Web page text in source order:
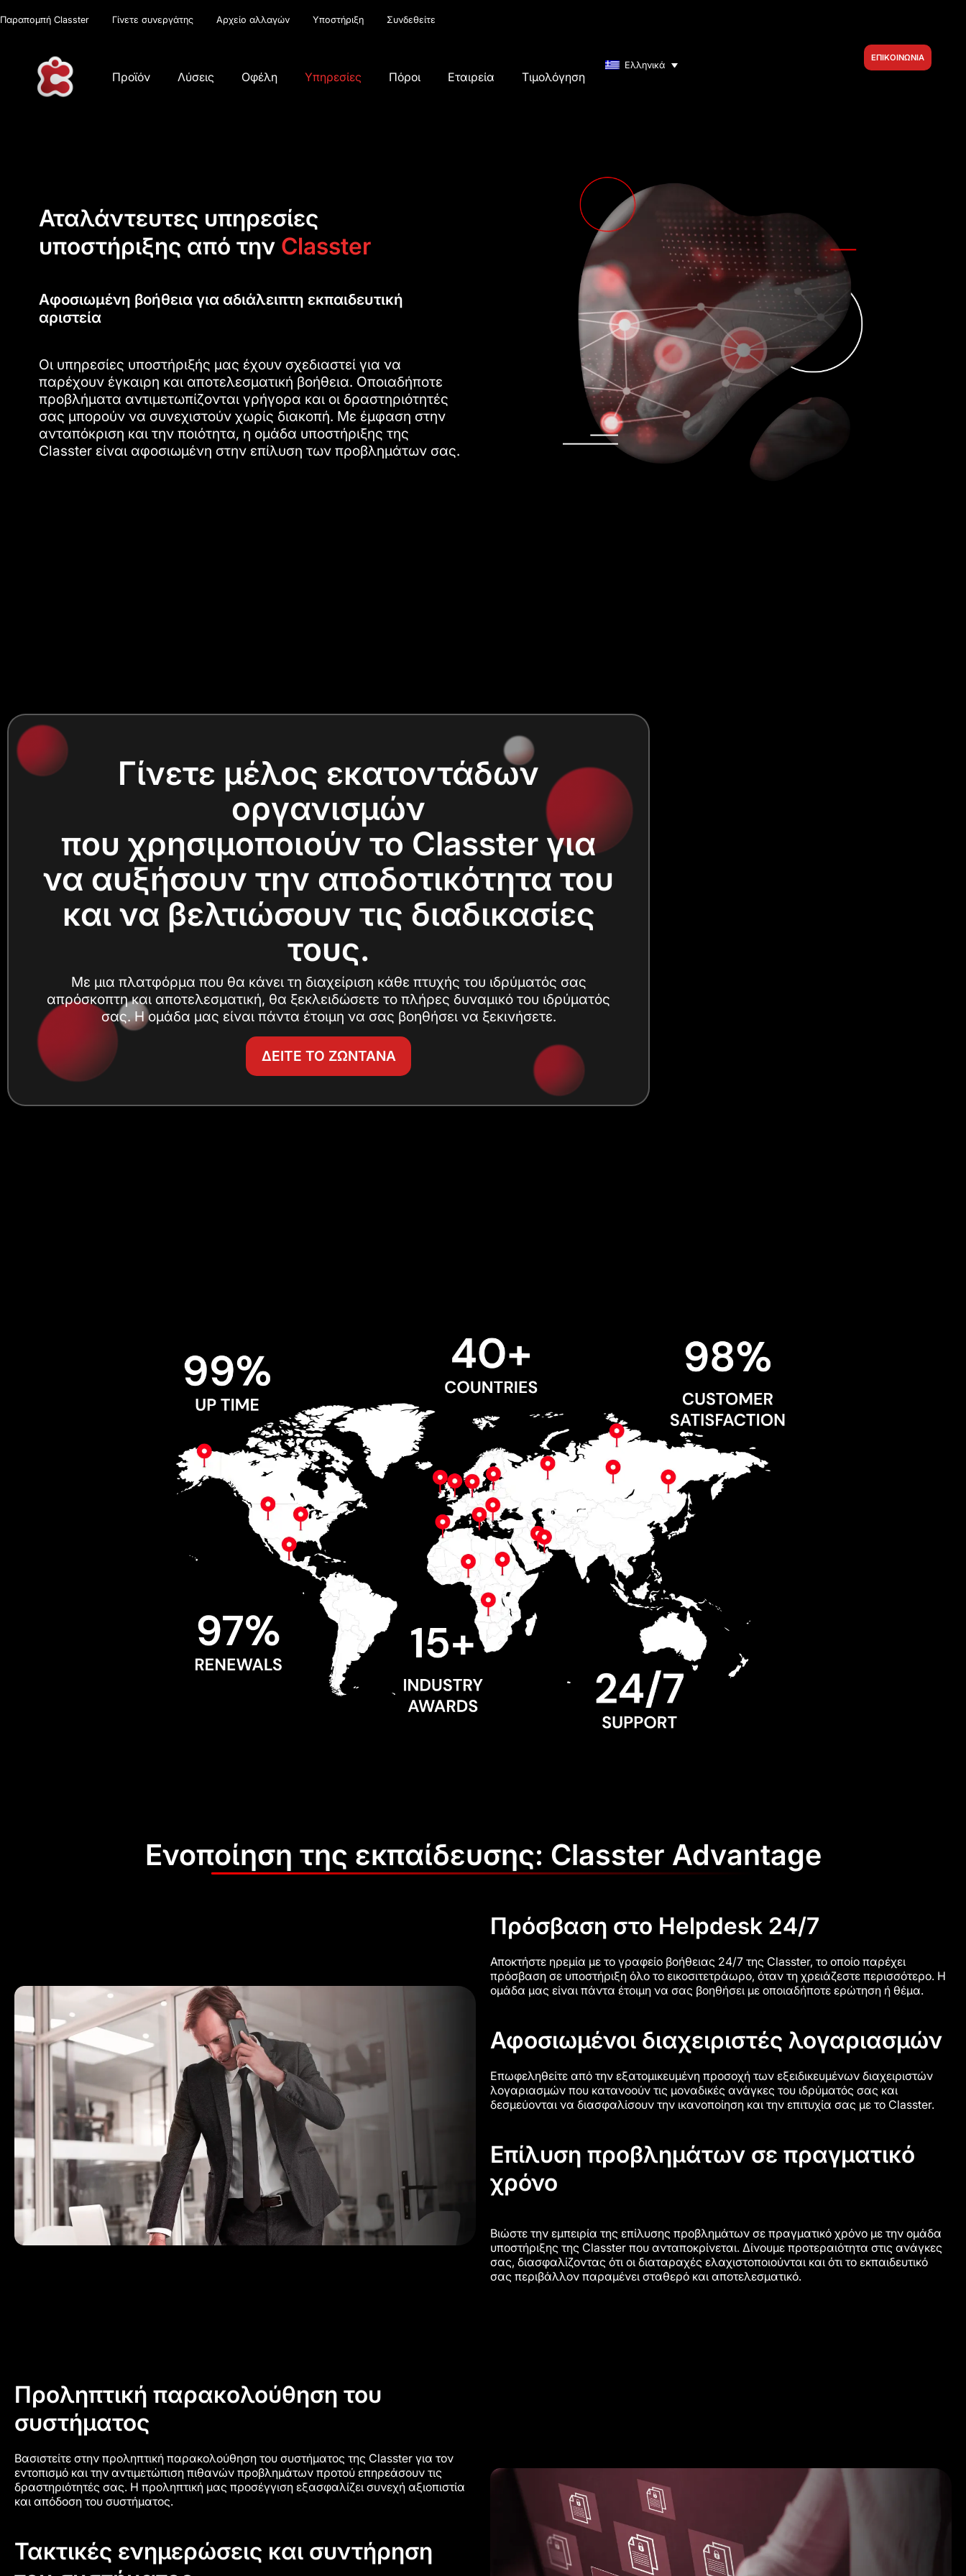
Παραπομπή Classter Γίνετε συνεργάτης Αρχείο αλλαγών Υποστήριξη Συνδεθείτε
Προϊόν Λύσεις Οφέλη Υπηρεσίες Πόροι Εταιρεία Τιμολόγηση
Ελληνικά
ΕΠΙΚΟΙΝΩΝΙΑ
Αταλάντευτες υπηρεσίες
υποστήριξης από τηνClasster
Αφοσιωμένη βοήθεια για αδιάλειπτη εκπαιδευτική
αριστεία
Οι υπηρεσίες υποστήριξής μας έχουν σχεδιαστεί για να
παρέχουν έγκαιρη και αποτελεσματική βοήθεια. Οποιαδήποτε
προβλήματα αντιμετωπίζονται γρήγορα και οι δραστηριότητές
σας μπορούν να συνεχιστούν χωρίς διακοπή. Με έμφαση στην
ανταπόκριση και την ποιότητα, η ομάδα υποστήριξης της
Classter είναι αφοσιωμένη στην επίλυση των προβλημάτων σας.
Γίνετε μέλος εκατοντάδων
οργανισμών
που χρησιμοποιούν το Classter για
να αυξήσουν την αποδοτικότητα του
και να βελτιώσουν τις διαδικασίες
τους.
Με μια πλατφόρμα που θα κάνει τη διαχείριση κάθε πτυχής του ιδρύματός σας
απρόσκοπτη και αποτελεσματική, θα ξεκλειδώσετε το πλήρες δυναμικό του ιδρύματός
σας. Η ομάδα μας είναι πάντα έτοιμη να σας βοηθήσει να ξεκινήσετε.
ΔΕΙΤΕ ΤΟ ΖΩΝΤΑΝΑ
Ενοποίηση της εκπαίδευσης: Classter Advantage
Πρόσβαση στο Helpdesk 24/7
Αποκτήστε ηρεμία με το γραφείο βοήθειας 24/7 της Classter, το οποίο παρέχει
πρόσβαση σε υποστήριξη όλο το εικοσιτετράωρο, όταν τη χρειάζεστε περισσότερο. Η
ομάδα μας είναι πάντα έτοιμη να σας βοηθήσει με οποιαδήποτε ερώτηση ή θέμα.
Αφοσιωμένοι διαχειριστές λογαριασμών
Επωφεληθείτε από την εξατομικευμένη προσοχή των εξειδικευμένων διαχειριστών
λογαριασμών που κατανοούν τις μοναδικές ανάγκες του ιδρύματός σας και
δεσμεύονται να διασφαλίσουν την ικανοποίηση και την επιτυχία σας με το Classter.
Επίλυση προβλημάτων σε πραγματικό
χρόνο
Βιώστε την εμπειρία της επίλυσης προβλημάτων σε πραγματικό χρόνο με την ομάδα
υποστήριξης της Classter που ανταποκρίνεται. Δίνουμε προτεραιότητα στις ανάγκες
σας, διασφαλίζοντας ότι οι διαταραχές ελαχιστοποιούνται και ότι το εκπαιδευτικό
σας περιβάλλον παραμένει σταθερό και αποτελεσματικό.
Προληπτική παρακολούθηση του
συστήματος
Βασιστείτε στην προληπτική παρακολούθηση του συστήματος της Classter για τον
εντοπισμό και την αντιμετώπιση πιθανών προβλημάτων προτού επηρεάσουν τις
δραστηριότητές σας. Η προληπτική μας προσέγγιση εξασφαλίζει συνεχή αξιοπιστία
και απόδοση του συστήματος.
Τακτικές ενημερώσεις και συντήρηση